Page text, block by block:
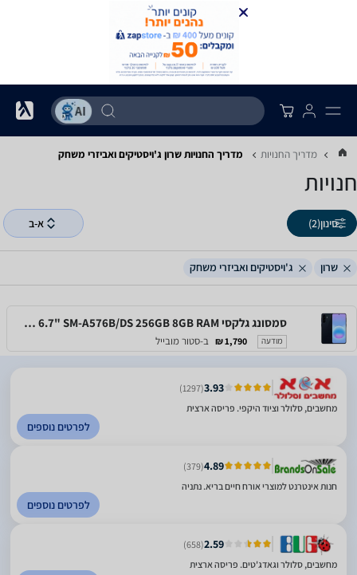
מדריך החנויות מדריך החנויות ‏שרון ‏ג'ויסטיקים ואביזרי משחק
חנויות
סינון(2) א-ב
שרון ג'ויסטיקים ואביזרי משחק
סמסונג גלקסי Samsung Galaxy A57 5G 6.7" SM-A576B/DS 256GB 8GB RAM
מודעה 1,790 ₪ ב-סטור מובייל
3.93
(1297)
מחשבים, סלולר וציוד היקפי. פריסה ארצית
לפרטים נוספים
4.89
(379)
חנות אינטרנט למוצרי אורח חיים בריא. נתניה
לפרטים נוספים
2.59
(658)
מחשבים, סלולר וגאדג'טים. פריסה ארצית